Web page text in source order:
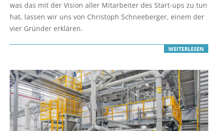
was das mit der Vision aller Mitarbeiter des Start-ups zu tun
hat, lassen wir uns von Christoph Schneeberger, einem der
vier Gründer erklären.
WEITERLESEN